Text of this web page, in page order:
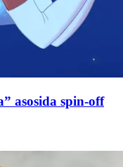
asosida spin-off